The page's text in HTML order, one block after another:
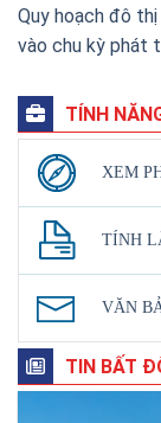
Quy hoạch đô
vào chu kỳ phát
TÍNH
XEM
TÍNH
VĂN
TIN BẤT